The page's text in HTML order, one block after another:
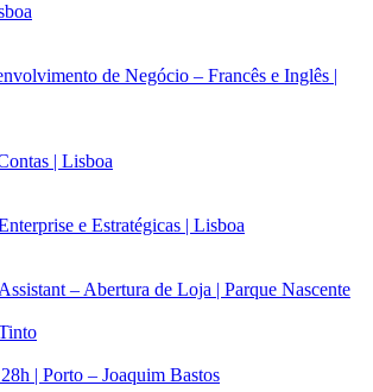
de Negócio – Francês e Inglês |
| Lisboa
e Estratégicas | Lisboa
– Abertura de Loja | Parque Nascente
| Porto – Joaquim Bastos